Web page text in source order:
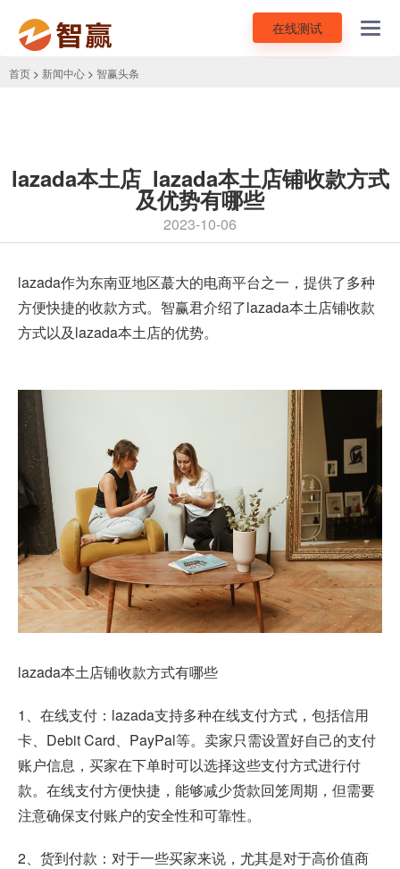
在线测试
首页 > 新闻中心 > 智赢头条
lazada本土店_lazada本土店铺收款方式
及优势有哪些
2023-10-06
lazada作为东南亚地区蕞大的电商平台之一，提供了多种
方便快捷的收款方式。智赢君介绍了lazada本土店铺收款
方式以及lazada本土店的优势。
lazada本土店铺收款方式有哪些
1、在线支付：lazada支持多种在线支付方式，包括信用
卡、Debit Card、PayPal等。卖家只需设置好自己的支付
账户信息，买家在下单时可以选择这些支付方式进行付
款。在线支付方便快捷，能够减少货款回笼周期，但需要
注意确保支付账户的安全性和可靠性。
2、货到付款：对于一些买家来说，尤其是对于高价值商